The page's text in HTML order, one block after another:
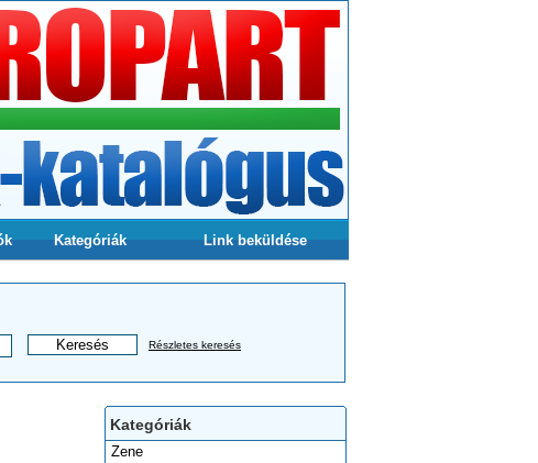
Kategóriák Link beküldése
Részletes keresés
Kategóriák
Zene